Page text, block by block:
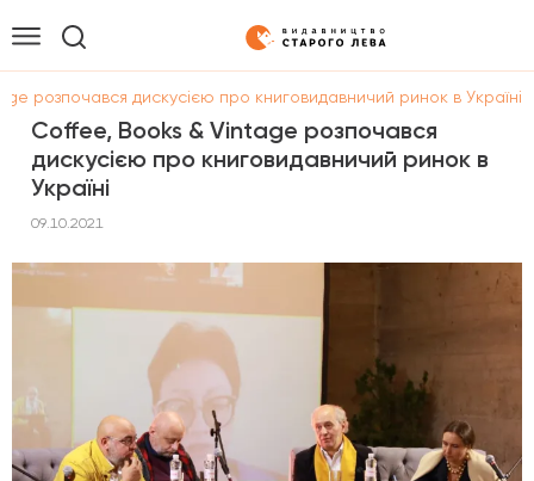
розпочався дискусією про книговидавничий ринок в Україні
Coffee, Books & Vintage розпочався
дискусією про книговидавничий ринок в
Україні
09.10.2021